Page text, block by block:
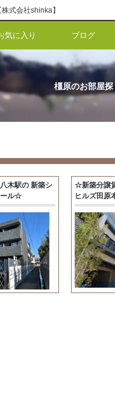
式会社shinka】
気に入り ブログ
橿原のお部屋
木駅の 新築シ
ール☆
☆新築分譲
ヒルズ田原